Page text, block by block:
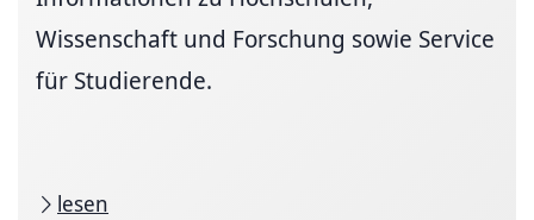
Wissenschaft und Forschung sowie Service
für Studierende.
lesen